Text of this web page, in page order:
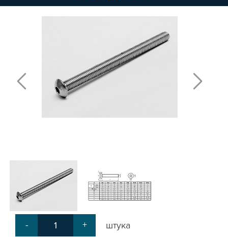
Т-БОЛТЫ И Т-ГАЙКИ
СИСТЕМА ТРУБНАЯ МОДУЛЬНАЯ
СИСТЕМА ТРУБНАЯ КОНСТРУКЦИОННАЯ
ВНУТРЕННИЕ УГЛОВЫЕ СОЕДИНИТЕЛИ
2-Х И 3-Х СТОРОННИЕ СОЕДИНИТЕЛИ
АДДИТИВНЫЕ ТОВАРЫ
ОБЩЕСТРОИТЕЛЬНЫЙ ПРОФИЛЬ
ПОДШИПНИКИ
ЛИНЕЙНЫЕ СОЕДИНИТЕЛИ
ДОПОЛНИТЕЛЬНАЯ ОБРАБОТКА
ПАРАЛЛЕЛЬНЫЕ СОЕДИНИТЕЛИ
ПРОМЫШЛЕННАЯ МЕБЕЛЬ
- + штука